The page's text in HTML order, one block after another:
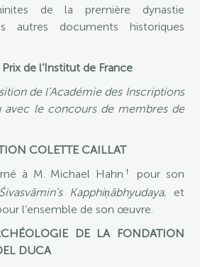
de la première dynastie
autres documents historiques
de l’Institut de France
de l’Académie des Inscriptions
avec le concours de membres de
COLETTE CAILLAT
à M. Michael Hahn †
pour son
Śivasvāmin’s Kapphiṇābhyudaya, et
l’ensemble de son œuvre.
DE LA FONDATION
DUCA